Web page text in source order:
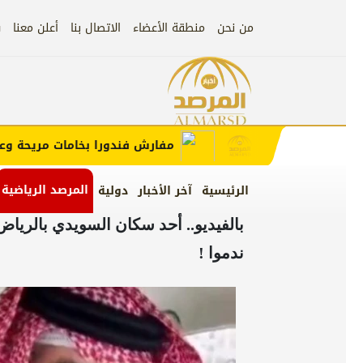
من نحن منطقة الأعضاء الاتصال بنا أعلن معنا
الرئيسية آخر الأخبار دولية المرصد الرياضية
مفارش فندورا بخامات مريحة
بالفيديو.. أحد سكان السويدي
ندموا !